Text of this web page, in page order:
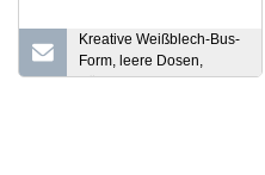
Kreative Weißblech-Bus-
Form, leere Dosen,
Süßigkeiten, Kekse,